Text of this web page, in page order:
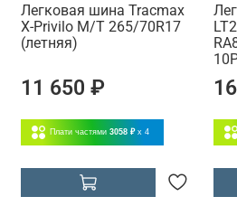
Легковая шина Tracmax
X-Privilo M/T 265/70R17
(летняя)
11 650 ₽
Плати частями 3058 ₽ x 4